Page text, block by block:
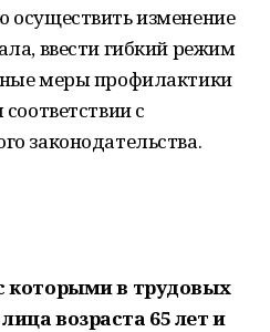
осуществить изменение
ввести гибкий режим
меры профилактики
с
законодательства.
которыми в трудовых
возраста 65 лет и